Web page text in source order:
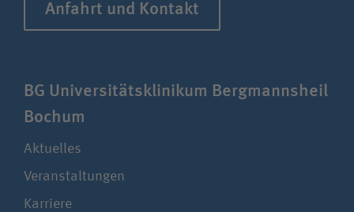
Anfahrt und Kontakt
BG Uni­ver­si­täts­klinikum Berg­manns­heil
Bochum
Aktuelles
Veranstaltungen
Karriere